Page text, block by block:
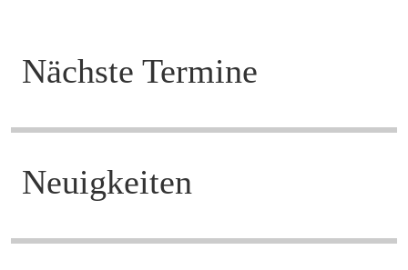
Nächste Termine
Neuigkeiten